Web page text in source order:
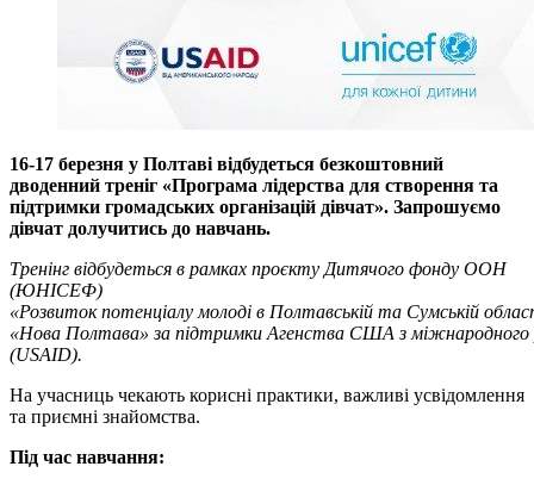
16-17 березня у Полтаві відбудеться безкоштовний
дводенний треніг «Програма лідерства для створення та
підтримки громадських організацій дівчат». Запрошуємо
дівчат долучитись до навчань.
Тренінг відбудеться в рамках проєкту Дитячого фонду ООН
(ЮНІСЕФ)
«Розвиток потенціалу молоді в Полтавській та Сумській
«Нова Полтава» за підтримки Агенства США з міжнародного
(USAID).
На учасниць чекають корисні практики, важливі усвідомлення
та приємні знайомства.
Під час навчання: